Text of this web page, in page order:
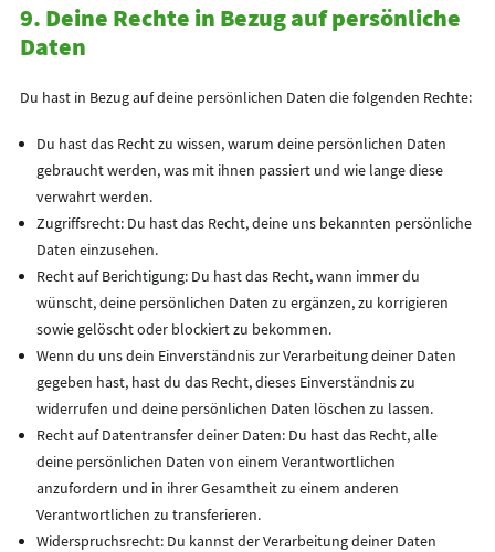
9. Deine Rechte in Bezug auf persönliche
Daten
Du hast in Bezug auf deine persönlichen Daten die folgenden Rechte:
Du hast das Recht zu wissen, warum deine persönlichen Daten
gebraucht werden, was mit ihnen passiert und wie lange diese
verwahrt werden.
Zugriffsrecht: Du hast das Recht, deine uns bekannten persönliche
Daten einzusehen.
Recht auf Berichtigung: Du hast das Recht, wann immer du
wünscht, deine persönlichen Daten zu ergänzen, zu korrigieren
sowie gelöscht oder blockiert zu bekommen.
Wenn du uns dein Einverständnis zur Verarbeitung deiner Daten
gegeben hast, hast du das Recht, dieses Einverständnis zu
widerrufen und deine persönlichen Daten löschen zu lassen.
Recht auf Datentransfer deiner Daten: Du hast das Recht, alle
deine persönlichen Daten von einem Verantwortlichen
anzufordern und in ihrer Gesamtheit zu einem anderen
Verantwortlichen zu transferieren.
Widerspruchsrecht: Du kannst der Verarbeitung deiner Daten